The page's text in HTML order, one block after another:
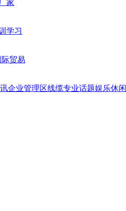
家
学习
贸易
企业管理区线缆专业话题娱乐休闲